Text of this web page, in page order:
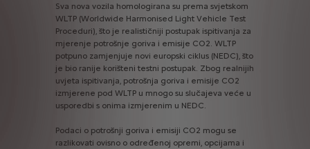
Sva nova vozila homologirana su prema svjetskom
WLTP (Worldwide Harmonised Light Vehicle Test
Proceduri), što je realističniji postupak ispitivanja za
mjerenje potrošnje goriva i emisije CO2. WLTP
potpuno zamjenjuje novi europski ciklus (NEDC), što
je bio ranije korišteni testni postupak. Zbog realnijih
uvjeta ispitivanja, potrošnja goriva i emisije CO2
izmjerene pod WLTP u mnogo su slučajeva veće u
usporedbi s onima izmjerenim u NEDC.
Podaci o potrošnji goriva i emisiji CO2 mogu se
razlikovati ovisno o određenoj opremi, opcijama i